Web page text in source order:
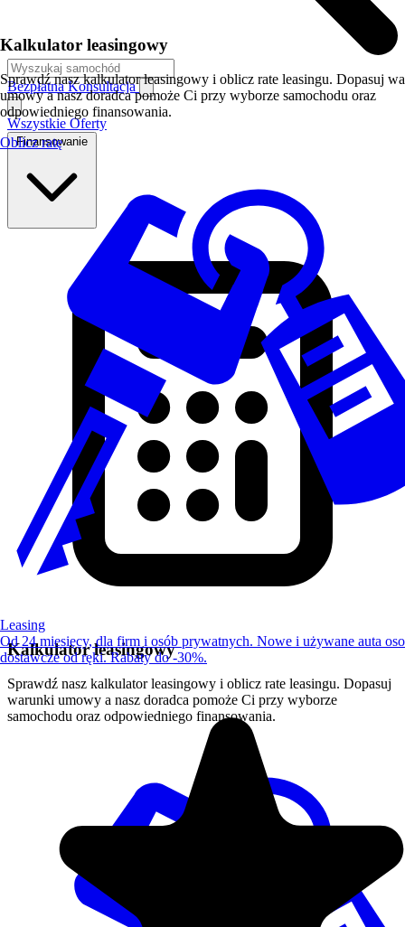
Bezpłatna Konsultacja
Wszystkie Oferty
Finansowanie
Kalkulator leasingowy
Sprawdź nasz kalkulator leasingowy i oblicz rate leasingu. Dopasuj
warunki umowy a nasz doradca pomoże Ci przy wyborze
samochodu oraz odpowiedniego finansowania.
Kalkulator leasingowy
Sprawdź nasz kalkulator leasingowy i oblicz rate leasingu. Dopasuj
umowy a nasz doradca pomoże Ci przy wyborze samochodu oraz
odpowiedniego finansowania.
Oblicz ratę
Leasing
Od 24 miesięcy, dla firm i osób prywatnych. Nowe i używane auta
dostawcze od ręki. Rabaty do -30%.